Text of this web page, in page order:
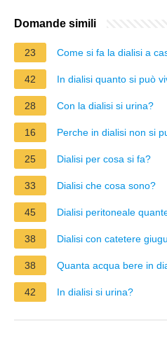
Domande simili
23 Come si fa la dialisi a
42 In dialisi quanto si può
28 Con la dialisi si urina?
16 Perche in dialisi non si
25 Dialisi per cosa si fa?
33 Dialisi che cosa sono?
45 Dialisi peritoneale
38 Dialisi con catetere
38 Quanta acqua bere in
42 In dialisi si urina?